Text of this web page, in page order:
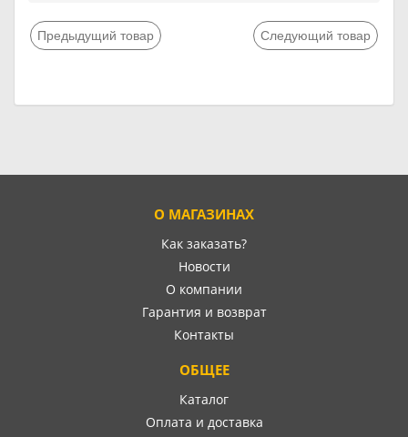
Предыдущий товар Следующий товар
О МАГАЗИНАХ
Как заказать?
Новости
О компании
Гарантия и возврат
Контакты
ОБЩЕЕ
Каталог
Оплата и доставка